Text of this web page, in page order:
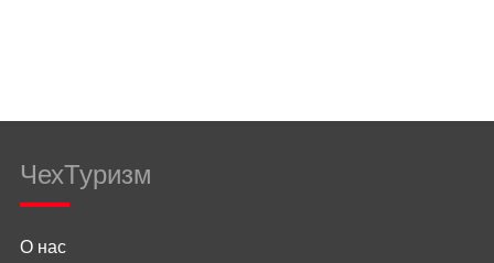
ЧехТуризм
О нас